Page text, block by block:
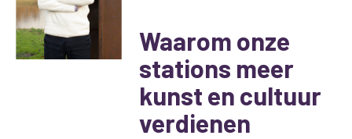
Waarom onze
stations meer
kunst en cultuur
verdienen